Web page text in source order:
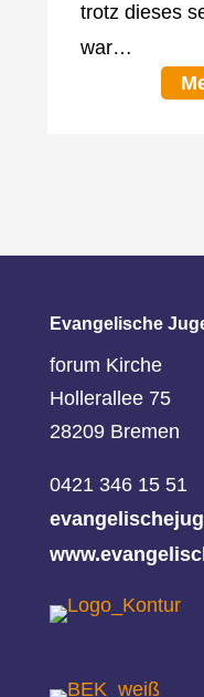
trotz dieses
war…
Evangelische
forum Kirche
Hollerallee 75
28209 Bremen
0421 346 15 51